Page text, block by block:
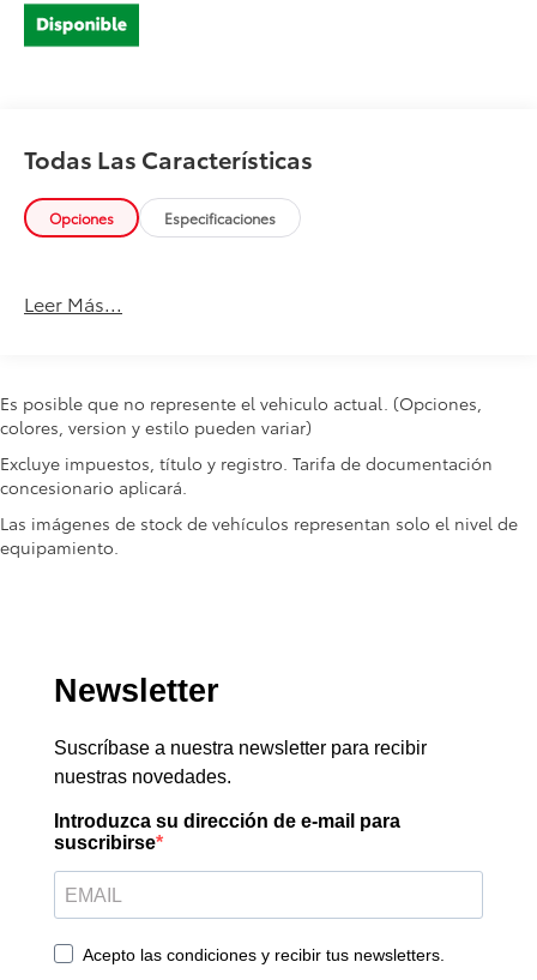
Todas Las Características
Opciones Especificaciones
Leer Más...
Es posible que no represente el vehiculo actual. (Opciones,
colores, version y estilo pueden variar)
Excluye impuestos, título y registro. Tarifa de documentación
concesionario aplicará.
Las imágenes de stock de vehículos representan solo el nivel de
equipamiento.